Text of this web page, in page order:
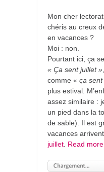
Mon cher
chéris au creux
en vacances ?
Moi : non.
Pourtant ici, ça
« Ça sent juillet »
comme « ça
plus estival.
assez similaire :
un pied dans la
de sable). Il est
vacances
juillet. Read